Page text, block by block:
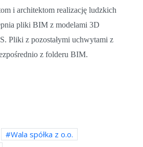
i architektom realizację ludzkich
pliki BIM z modelami 3D
Pliki z pozostałymi uchwytami z
z folderu BIM.
Wala spółka z o.o.